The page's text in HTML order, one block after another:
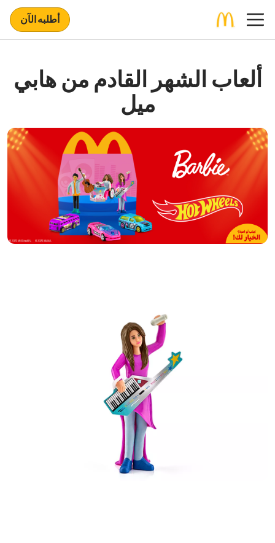
أطلبه الآن
ألعاب الشهر القادم من هابي
ميل